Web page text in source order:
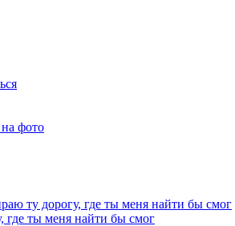
фото
ту дорогу, где ты меня найти бы смог
где ты меня найти бы смог